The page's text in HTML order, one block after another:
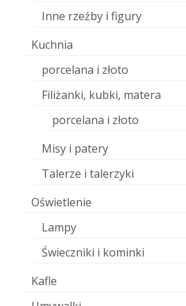
Inne rzeźby i figury
Kuchnia
porcelana i złoto
Filiżanki, kubki, matera
porcelana i złoto
Misy i patery
Talerze i talerzyki
Oświetlenie
Lampy
Świeczniki i kominki
Kafle